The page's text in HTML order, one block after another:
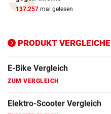
137.257 mal gelesen
PRODUKT VERGLEICHE
ZUM VERGLEICH
ZUM VERGLEICH
ZUM VERGLEICH
ZUM VERGLEICH